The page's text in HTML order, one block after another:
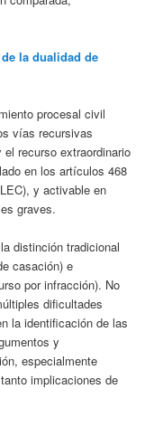
la dualidad de
procesal civil
vías recursivas
recurso extraordinario
en los artículos 468
y activable en
graves.
distinción tradicional
casación) e
por infracción). No
dificultades
la identificación de las
y
especialmente
implicaciones de